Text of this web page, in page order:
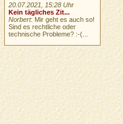
20.07.2021, 15:28 Uhr
Kein tägliches Zit...
Norbert: Mir geht es auch so!
Sind es rechtliche oder
technische Probleme? :-(...